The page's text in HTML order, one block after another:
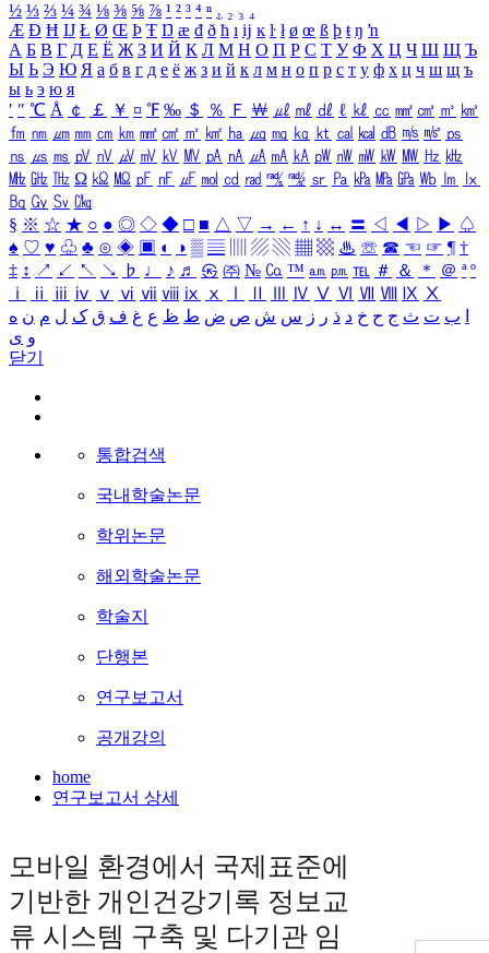
½ ⅓ ⅔ ¼ ¾ ⅛ ⅜ ⅝ ⅞ ¹ ² ³ ⁴ ⁿ ₁ ₂ ₃ ₄
Æ Ð Ħ Ĳ Ł Ø Œ Þ Ŧ Ŋ æ đ ð ħ ı ĳ ĸ ŀ ł ø œ ß þ ŧ ŋ ŉ
А Б В Г Д Е Ё Ж З И Й К Л М Н О П Р С Т У Ф Х Ц Ч Ш Щ Ъ
Ы Ь Э Ю Я а б в г д е ё ж з и й к л м н о п р с т у ф х ц ч ш щ ъ
ы ь э ю я
′ ″ ℃ Å ￠ ￡ ￥ ¤ ℉ ‰ ＄ ％ Ｆ ￦ ㎕ ㎖ ㎗ ℓ ㎘ ㏄ ㎣ ㎤ ㎥ ㎦
㎙ ㎚ ㎛ ㎜ ㎝ ㎞ ㎟ ㎠ ㎡ ㎢ ㏊ ㎍ ㎎ ㎏ ㏏ ㎈ ㎉ ㏈ ㎧ ㎨ ㎰
㎱ ㎲ ㎳ ㎴ ㎵ ㎶ ㎷ ㎸ ㎹ ㎀ ㎁ ㎂ ㎃ ㎄ ㎺ ㎻ ㎽ ㎾ ㎿ ㎐ ㎑
㎒ ㎓ ㎔ Ω ㏀ ㏁ ㎊ ㎋ ㎌ ㏖ ㏅ ㎭ ㎮ ㎯ ㏛ ㎩ ㎪ ㎫ ㎬ ㏝ ㏐
㏓
㏃ ㏉ ㏜ ㏆
§ ※ ☆ ★ ○ ● ◎ ◇ ◆ □ ■ △ ▽ → ← ↑ ↓ ↔ 〓 ◁ ◀ ▷ ▶ ♤
♠ ♡ ♥ ♧ ♣ ⊙ ◈ ▣ ◐ ◑ ▒ ▤ ▨ ▧ ▦ ▩ ♨ ☏ ☎ ☜ ☞ ¶ †
‡ ↕ ↗ ↙ ↖ ↘ ♭ ♩ ♪ ♬ ㉿ ㈜ № ㏇ ™ ㏂ ㏘ ℡ ＃ ＆ ＊ ＠ ª º
ⅰ
ⅱ ⅲ ⅳ ⅴ ⅵ ⅶ ⅷ ⅸ ⅹ Ⅳ Ⅴ Ⅵ Ⅶ Ⅷ Ⅸ Ⅹ
ب ت ث ج ح خ د ذ ر ز س ش ص ض ط ظ ع غ ف ق ک ل م ن ه
و ی
닫기
통합검색
국내학술논문
학위논문
해외학술논문
학술지
단행본
연구보고서
공개강의
home
연구보고서 상세
모바일 환경에서 국제표준에
기반한 개인건강기록 정보교
류 시스템 구축 및 다기관 임